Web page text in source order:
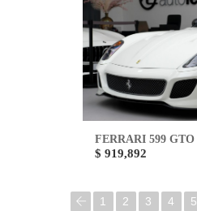
FERRARI 599 GTO
$ 919,892
1 2 3 4 5